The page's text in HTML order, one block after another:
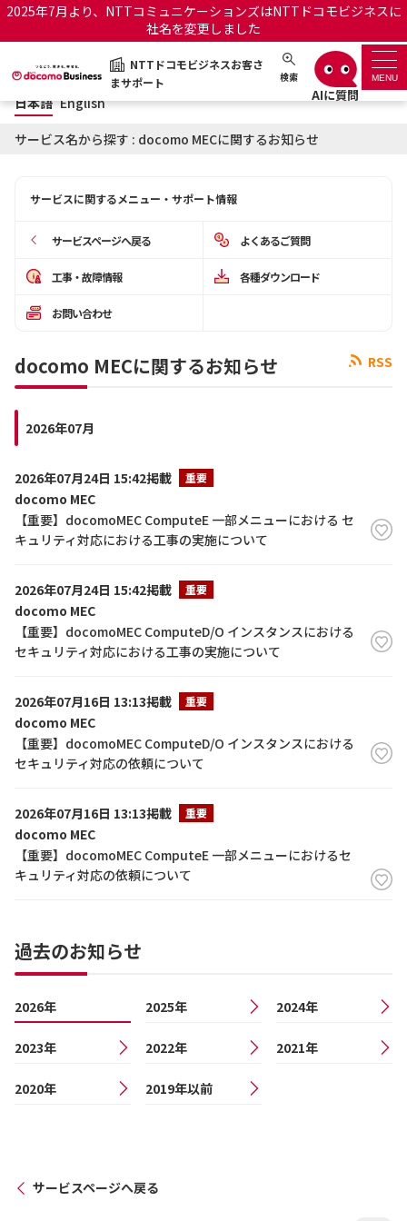
2025年7月より、NTTコミュニケーションズはNTTドコモビジネスに
社名を変更しました
NTTドコモビジネスお客さ
まサポート
検索 MENU
NTTドコモビジネスお客さまサポート 日本語 English
サポートトップ
お知らせ サポートサイトの使い方
OCNのお客さまはこちら
オフィシャルサイト
日本語 English
サービス名から探す : docomo MECに関するお知らせ
サービスに関するメニュー・サポート情報
サービスページへ戻る よくあるご質問
工事・故障情報 各種ダウンロード
お問い合わせ
RSS
docomo MECに関するお知らせ
2026年07月
2026年07月24日 15:42掲載 重要
docomo MEC
【重要】docomoMEC ComputeE 一部メニューにおける セ
キュリティ対応における工事の実施について
2026年07月24日 15:42掲載 重要
docomo MEC
【重要】docomoMEC ComputeD/O インスタンスにおける
セキュリティ対応における工事の実施について
2026年07月16日 13:13掲載 重要
docomo MEC
【重要】docomoMEC ComputeD/O インスタンスにおける
セキュリティ対応の依頼について
2026年07月16日 13:13掲載 重要
docomo MEC
【重要】docomoMEC ComputeE 一部メニューにおけるセ
キュリティ対応の依頼について
過去のお知らせ
2026年 2025年 2024年
2023年 2022年 2021年
2020年 2019年以前
サービスページへ戻る